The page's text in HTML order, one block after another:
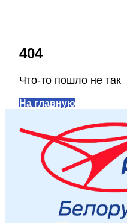
404
Что-то пошло не так
На главную